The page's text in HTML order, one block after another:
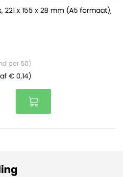
221 x 155 x 28 mm (A5 formaat),
per 50)
€ 0,14)